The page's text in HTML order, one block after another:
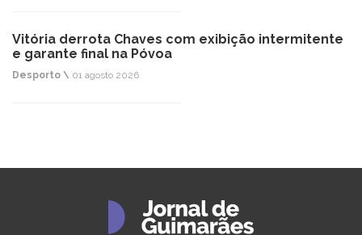
Vitória derrota Chaves com exibição intermitente
e garante final na Póvoa
Desporto \ 01 agosto 2026